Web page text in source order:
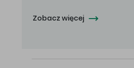
Zobacz więcej